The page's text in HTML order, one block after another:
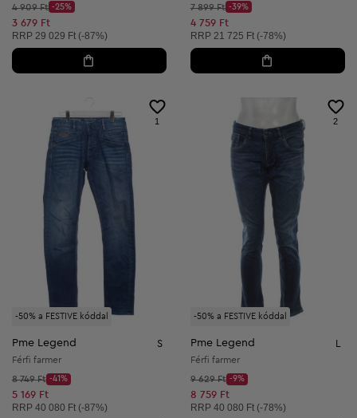
Kezdő ár:
4 909 Ft
Discount Price:
-25%
Csökkentett ár:
3 679 Ft
Ajánlott ár:
RRP 29 029 Ft (-87%)
Kezdő ár:
7 899 Ft
Discount Price:
-39%
Csökkentett ár:
4 759 Ft
Ajánlott ár:
RRP 21 725 Ft (-78%)
-50% a FESTIVE kóddal
1
Pme Legend S
Férfi farmer
Kezdő ár:
8 749 Ft
Discount Price:
-41%
Csökkentett ár:
5 169 Ft
Ajánlott ár:
RRP 40 080 Ft (-87%)
-50% a FESTIVE kóddal
2
Pme Legend L
Férfi farmer
Kezdő ár:
9 629 Ft
Discount Price:
-9%
Csökkentett ár:
8 759 Ft
Ajánlott ár:
RRP 40 080 Ft (-78%)